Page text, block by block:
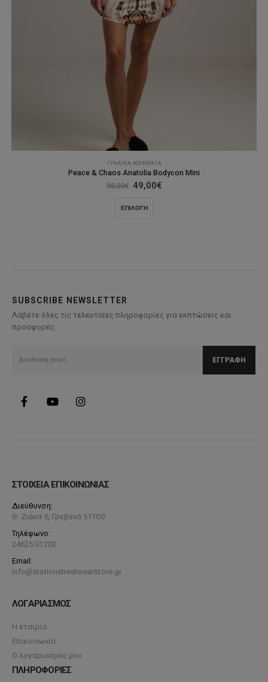
ΓΥΝΑΊΚΑ, ΦΟΡΈΜΑΤΑ
Peace & Chaos Anatolia Bodycon Mini
98,00€ Original
98,00€.
49,00€Η
ΕΠΙΛΟΓΉ
να
SUBSCRIBE NEWSLETTER
Λάβετε όλες τις τελευταίες πληροφορίες για εκπτώσεις και
προσφορές.
ΣΤΟΙΧΕΙΑ ΕΠΙΚΟΙΝΩΝΙΑΣ
Διεύθυνση:
Θ. Ζιάκα 6, Γρεβενά 51100
Τηλέφωνο:
24625 01202
Email:
info@stationstreetwearstore.gr
ΛΟΓΑΡΙΑΣΜΟΣ
Η εταιρία
Επικοινωνία
Ο λογαριασμός μου
ΠΛΗΡΟΦΟΡΙΕΣ